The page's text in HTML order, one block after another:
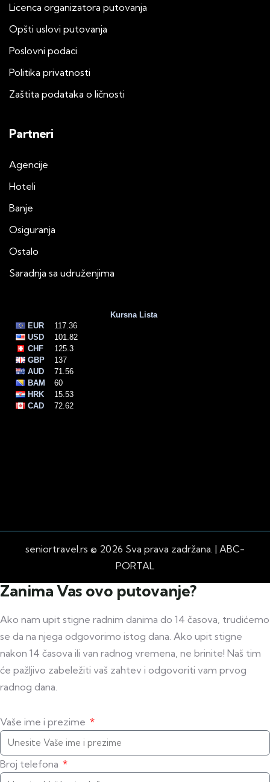
Licenca organizatora putovanja
Opšti uslovi putovanja
Poslovni podaci
Politika privatnosti
Zaštita podataka o ličnosti
Partneri
Agencije
Hoteli
Banje
Osiguranja
Ostalo
Saradnja sa udruženjima
seniortravel.rs © 2026 Sva prava zadržana. | ABC-
PORTAL
Zanima Vas ovo putovanje?
Ako nam upit stigne radnim danima do 14 časova, trudićemo
se da na njega odgovorimo istog dana. Ako upit stigne
nakon 14 časova ili van radnog vremena, ne brinite! Naš tim
će pažljivo zabeležiti vaš zahtev i odgovoriti vam prvog
radnog dana.
Vaše ime i prezime
Broj telefona